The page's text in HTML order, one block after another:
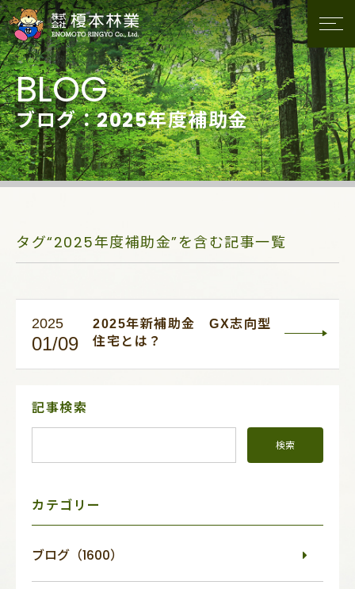
ブログ：2025年度補助金
タグ“2025年度補助金”を含む記事一覧
2025
01/09
2025年新補助金 GX志向型
住宅とは？
サ
ニ
記事検索
カテゴリー
ブログ（1600）